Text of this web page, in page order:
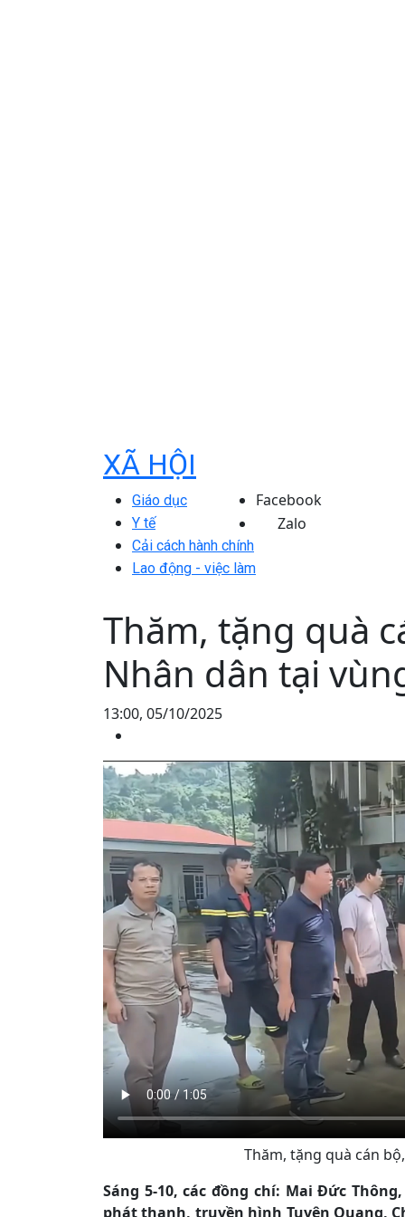
XÃ HỘI
Giáo dục
Y tế
Cải cách hành chính
Lao động - việc làm
Facebook
Zalo
Thăm, tặng quà
Nhân dân tại
13:00, 05/10/2025
Thăm, tặng quà cán
Sáng 5-10, các đồng chí: Mai Đức
phát thanh, truyền hình Tuyên Quang,